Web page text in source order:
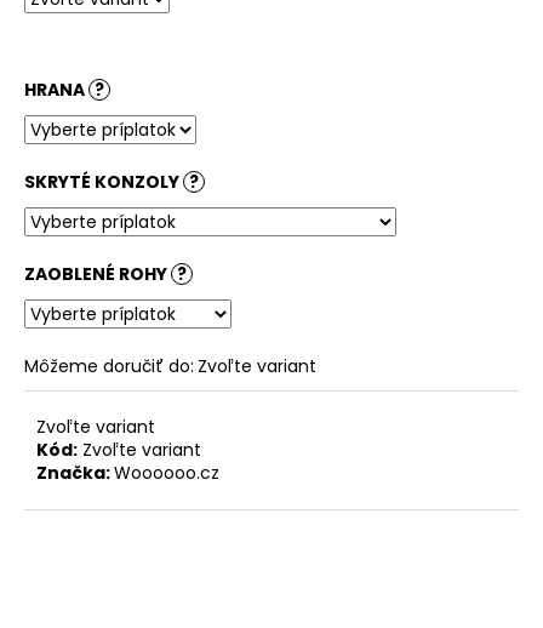
HRANA ?
SKRYTÉ KONZOLY ?
ZAOBLENÉ ROHY ?
Môžeme doručiť do: Zvoľte variant
Zvoľte variant
Kód: Zvoľte variant
Značka:Woooooo.cz